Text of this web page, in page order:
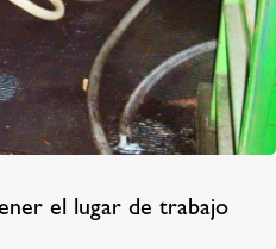
el lugar de trabajo